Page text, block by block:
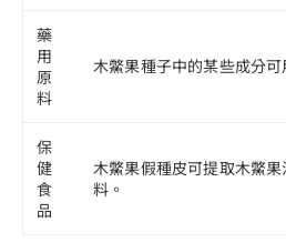
藥
用
原
料
木鱉果種子中的某些成分可
保
健
食
品
木鱉果假種皮可提取木鱉
料。